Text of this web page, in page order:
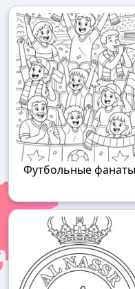
Футбольные фанаты